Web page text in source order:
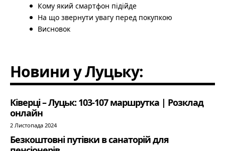
Кому який смартфон підійде
На що звернути увагу перед покупкою
Висновок
Новини у Луцьку:
Ківерці – Луцьк: 103-107 маршрутка | Розклад
онлайн
2 Листопада 2024
Безкоштовні путівки в санаторій для